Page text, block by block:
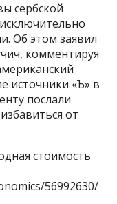
сербской
Об этом заявил
комментируя
источники «Ъ» в
послали
от
стоимость
56992630/